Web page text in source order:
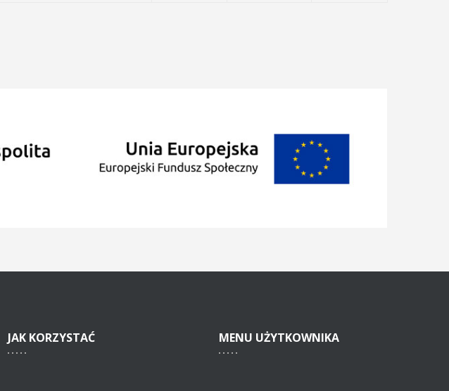
JAK KORZYSTAĆ MENU UŻYTKOWNIKA